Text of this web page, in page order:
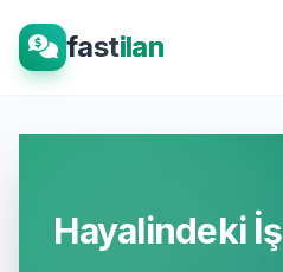
fastilan
Hayalindeki